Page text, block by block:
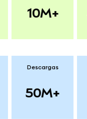
10M+
Descargas
50M+